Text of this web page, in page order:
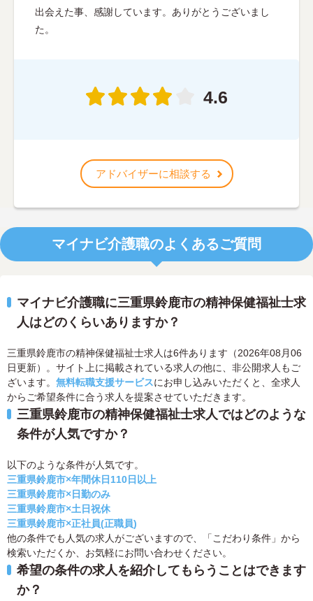
出会えた事、感謝しています。ありがとうございまし
た。
4.6
アドバイザーに相談する
マイナビ介護職のよくあるご質問
マイナビ介護職に三重県鈴鹿市の精神保健福祉士求
人はどのくらいありますか？
三重県鈴鹿市の精神保健福祉士求人は6件あります（2026年08月06
日更新）。サイト上に掲載されている求人の他に、非公開求人もご
ざいます。 無料転職支援サービスにお申し込みいただくと、全求人
からご希望条件に合う求人を提案させていただきます。
三重県鈴鹿市の精神保健福祉士求人ではどのような
条件が人気ですか？
以下のような条件が人気です。
三重県鈴鹿市×年間休日110日以上
三重県鈴鹿市×日勤のみ
三重県鈴鹿市×土日祝休
三重県鈴鹿市×正社員(正職員)
他の条件でも人気の求人がございますので、「こだわり条件」から
検索いただくか、お気軽にお問い合わせください。
希望の条件の求人を紹介してもらうことはできます
か？